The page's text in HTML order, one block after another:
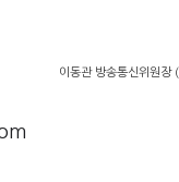
이동관 방송통신위원장